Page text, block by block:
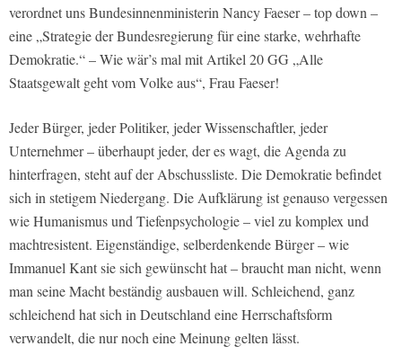
verordnet uns Bundesinnenministerin Nancy Faeser – top down –
eine „Strategie der Bundesregierung für eine starke, wehrhafte
Demokratie.“ – Wie wär’s mal mit Artikel 20 GG „Alle
Staatsgewalt geht vom Volke aus“, Frau Faeser!
Jeder Bürger, jeder Politiker, jeder Wissenschaftler, jeder
Unternehmer – überhaupt jeder, der es wagt, die Agenda zu
hinterfragen, steht auf der Abschussliste. Die Demokratie befindet
sich in stetigem Niedergang. Die Aufklärung ist genauso vergessen
wie Humanismus und Tiefenpsychologie – viel zu komplex und
machtresistent. Eigenständige, selberdenkende Bürger – wie
Immanuel Kant sie sich gewünscht hat – braucht man nicht, wenn
man seine Macht beständig ausbauen will. Schleichend, ganz
schleichend hat sich in Deutschland eine Herrschaftsform
verwandelt, die nur noch eine Meinung gelten lässt.